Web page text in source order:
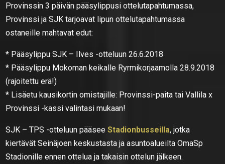
Provinssin 3 päivän pääsylippusi ottelutapahtumassa,
Provinssi ja SJK tarjoavat lipun ottelutapahtumassa
ostaneille mahtavat edut:
* Pääsylippu SJK – Ilves -otteluun 26.6.2018
* Pääsylippu Mokoman keikalle Ryrmikorjaamolla 28.9.2018
(rajoitettu erä!)
* Lisäetu kausikortin omistajille: Provinssi-paita tai Vallila x
Provinssi -kassi valintasi mukaan!
SJK – TPS -otteluun pääseeStadionbusseilla, jotka
kiertävät Seinäjoen keskustasta ja asuntoalueilta OmaSp
Stadionille ennen ottelua ja takaisin ottelun jälkeen.